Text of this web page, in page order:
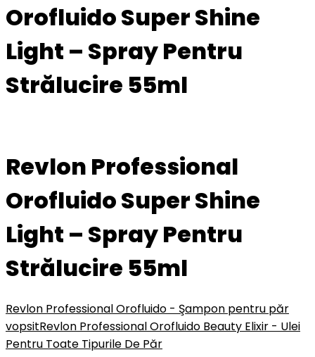
Orofluido Super Shine
Light – Spray Pentru
Strălucire 55ml
Revlon Professional
Orofluido Super Shine
Light – Spray Pentru
Strălucire 55ml
Revlon Professional Orofluido - Şampon pentru păr
vopsitRevlon Professional Orofluido Beauty Elixir - Ulei
Pentru Toate Tipurile De Păr